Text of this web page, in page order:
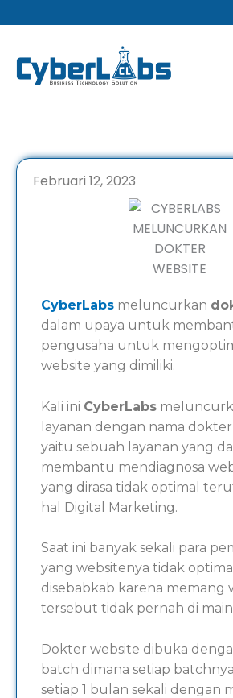
ke
Februari 12, 2023
CyberLabs meluncurkan
dalam upaya untuk
pengusaha untuk
website yang dimiliki.
Kali ini CyberLabs
layanan dengan nama
yaitu sebuah layanan yang
membantu mendiagnosa
yang dirasa tidak optimal
hal Digital Marketing.
Saat ini banyak sekali para
yang websitenya tidak
disebabkab karena memang
tersebut tidak pernah di
Dokter website dibuka
batch dimana setiap
setiap 1 bulan sekali dengan